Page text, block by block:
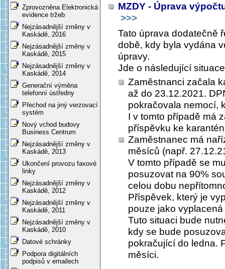
Zprovozněna Elektronická
evidence tržeb
Nejzásadnější změny v
Kaskádě, 2016
Nejzásadnější změny v
Kaskádě, 2015
Nejzásadnější změny v
Kaskádě, 2014
Generační výměna
telefonní ústředny
Přechod na jiný verzovací
systém
Nový vchod budovy
Business Centrum
Nejzásadnější změny v
Kaskádě, 2013
Ukončení provozu faxové
linky
Nejzásadnější změny v
Kaskádě, 2012
Nejzásadnější změny v
Kaskádě, 2011
Nejzásadnější změny v
Kaskádě, 2010
Datové schránky
Podpora digitálních
podpisů v emailech
MZDY - Úprava
>>>
Tato úprava dodatečně
době, kdy byla vydána
úpravy.
Jde o následující
Zaměstnanci začala
až do 23.12.2021.
pokračovala nemocí,
I v tomto případě má
příspěvku ke
Zaměstnanec má
měsíců (např.
V tomto případě se
posuzovat na 90%
celou dobu
Příspěvek, který je
pouze jako
Tuto situaci bude
kdy se bude
pokračující do ledna.
měsíci.